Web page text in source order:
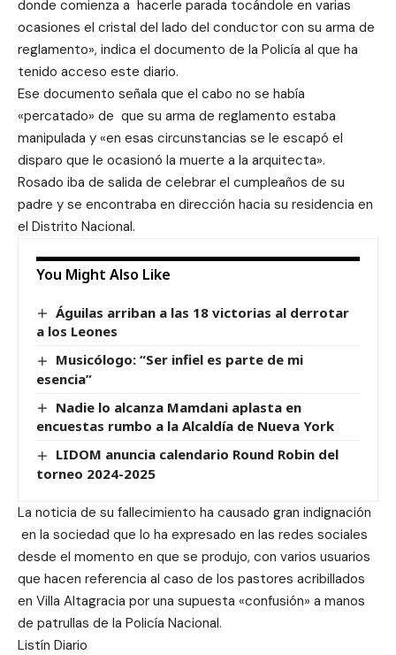
donde comienza a hacerle parada tocándole en varias
ocasiones el cristal del lado del conductor con su arma de
reglamento», indica el documento de la Policía al que ha
tenido acceso este diario.
Ese documento señala que el cabo no se había
«percatado» de que su arma de reglamento estaba
manipulada y «en esas circunstancias se le escapó el
disparo que le ocasionó la muerte a la arquitecta».
Rosado iba de salida de celebrar el cumpleaños de su
padre y se encontraba en dirección hacia su residencia en
el Distrito Nacional.
You Might Also Like
Águilas arriban a las 18 victorias al derrotar
a los Leones
Musicólogo: “Ser infiel es parte de mi
esencia”
Nadie lo alcanza Mamdani aplasta en
encuestas rumbo a la Alcaldía de Nueva York
LIDOM anuncia calendario Round Robin del
torneo 2024-2025
La noticia de su fallecimiento ha causado gran indignación
en la sociedad que lo ha expresado en las redes sociales
desde el momento en que se produjo, con varios usuarios
que hacen referencia al caso de los pastores acribillados
en Villa Altagracia por una supuesta «confusión» a manos
de patrullas de la Policía Nacional.
Listín Diario